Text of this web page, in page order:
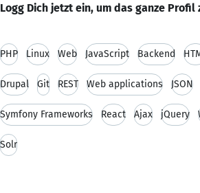
Logg Dich jetzt ein, um das ganze Profil
PHP Linux Web JavaScript Backend
Drupal Git REST Web applications JSON
Symfony Frameworks React Ajax jQuery
Solr